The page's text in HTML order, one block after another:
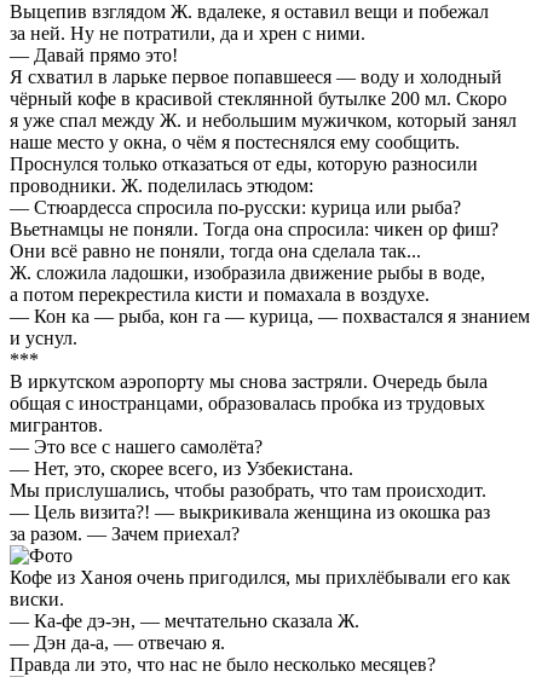
Выцепив взглядом Ж. вдалеке, я оставил вещи и побежал
за ней. Ну не потратили, да и хрен с ними.
— Давай прямо это!
Я схватил в ларьке первое попавшееся — воду и холодный
чёрный кофе в красивой стеклянной бутылке 200 мл. Скоро
я уже спал между Ж. и небольшим мужичком, который занял
наше место у окна, о чём я постеснялся ему сообщить.
Проснулся только отказаться от еды, которую разносили
проводники. Ж. поделилась этюдом:
— Стюардесса спросила по-русски: курица или рыба?
Вьетнамцы не поняли. Тогда она спросила: чикен ор фиш?
Они всё равно не поняли, тогда она сделала так...
Ж. сложила ладошки, изобразила движение рыбы в воде,
а потом перекрестила кисти и помахала в воздухе.
— Кон ка — рыба, кон га — курица, — похвастался я знанием
и уснул.
***
В иркутском аэропорту мы снова застряли. Очередь была
общая с иностранцами, образовалась пробка из трудовых
мигрантов.
— Это все с нашего самолёта?
— Нет, это, скорее всего, из Узбекистана.
Мы прислушались, чтобы разобрать, что там происходит.
— Цель визита?! — выкрикивала женщина из окошка раз
за разом. — Зачем приехал?
Кофе из Ханоя очень пригодился, мы прихлёбывали его как
виски.
— Ка-фе дэ-эн, — мечтательно сказала Ж.
— Дэн да-а, — отвечаю я.
Правда ли это, что нас не было несколько месяцев?